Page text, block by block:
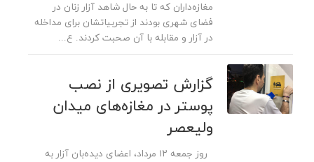
مغازه‌داران که تا به حال شاهد آزار زنان در
فضای شهری بودند از تجربیاتشان برای مداخله
در آزار و مقابله با آن صحبت کردند. ع...
گزارش تصویری از نصب
پوستر در مغازه‌های میدان
ولیعصر
روز جمعه ۱۲ مرداد، اعضای دیده‌بان آزار به